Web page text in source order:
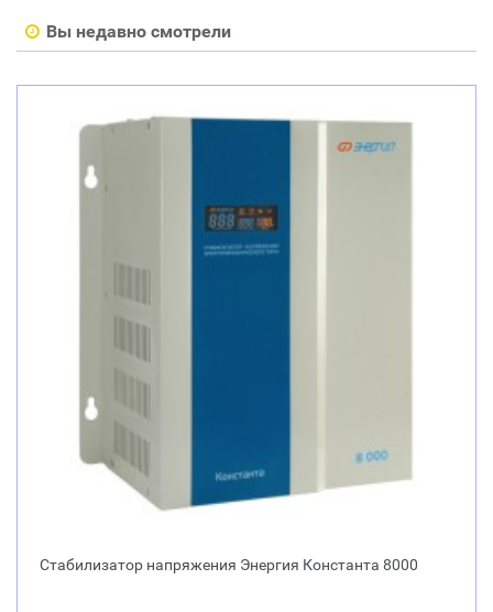
Вы недавно смотрели
Стабилизатор напряжения Энергия Константа 8000